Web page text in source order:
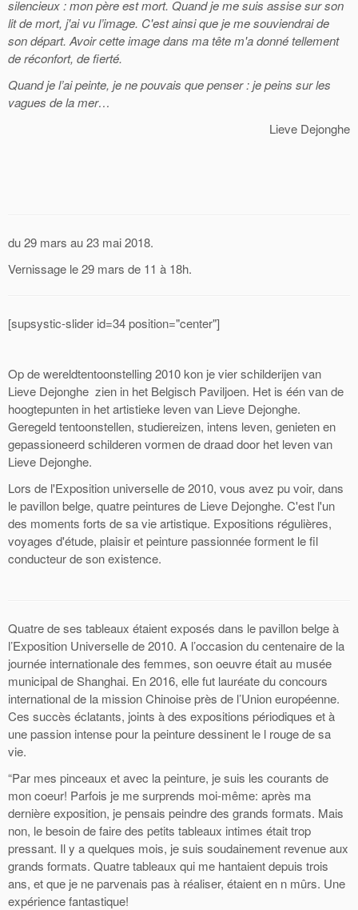
silencieux : mon père est mort. Quand je me suis assise sur son
lit de mort, j'ai vu l’image. C'est ainsi que je me souviendrai de
son départ. Avoir cette image dans ma tête m'a donné tellement
de réconfort, de fierté.
Quand je l’ai peinte, je ne pouvais que penser : je peins sur les
vagues de la mer…
Lieve Dejonghe
du 29 mars au 23 mai 2018.
Vernissage le 29 mars de 11 à 18h.
[supsystic-slider id=34 position="center"]
Op de wereldtentoonstelling 2010 kon je vier schilderijen van
Lieve Dejonghe zien in het Belgisch Paviljoen. Het is één van de
hoogtepunten in het artistieke leven van Lieve Dejonghe.
Geregeld tentoonstellen, studiereizen, intens leven, genieten en
gepassioneerd schilderen vormen de draad door het leven van
Lieve Dejonghe.
Lors de l'Exposition universelle de 2010, vous avez pu voir, dans
le pavillon belge, quatre peintures de Lieve Dejonghe. C'est l'un
des moments forts de sa vie artistique. Expositions régulières,
voyages d'étude, plaisir et peinture passionnée forment le fil
conducteur de son existence.
Quatre de ses tableaux étaient exposés dans le pavillon belge à
l’Exposition Universelle de 2010. A l’occasion du centenaire de la
journée internationale des femmes, son oeuvre était au musée
municipal de Shanghai. En 2016, elle fut lauréate du concours
international de la mission Chinoise près de l’Union européenne.
Ces succès éclatants, joints à des expositions périodiques et à
une passion intense pour la peinture dessinent le l rouge de sa
vie.
“Par mes pinceaux et avec la peinture, je suis les courants de
mon coeur! Parfois je me surprends moi-même: après ma
dernière exposition, je pensais peindre des grands formats. Mais
non, le besoin de faire des petits tableaux intimes était trop
pressant. Il y a quelques mois, je suis soudainement revenue aux
grands formats. Quatre tableaux qui me hantaient depuis trois
ans, et que je ne parvenais pas à réaliser, étaient en n mûrs. Une
expérience fantastique!